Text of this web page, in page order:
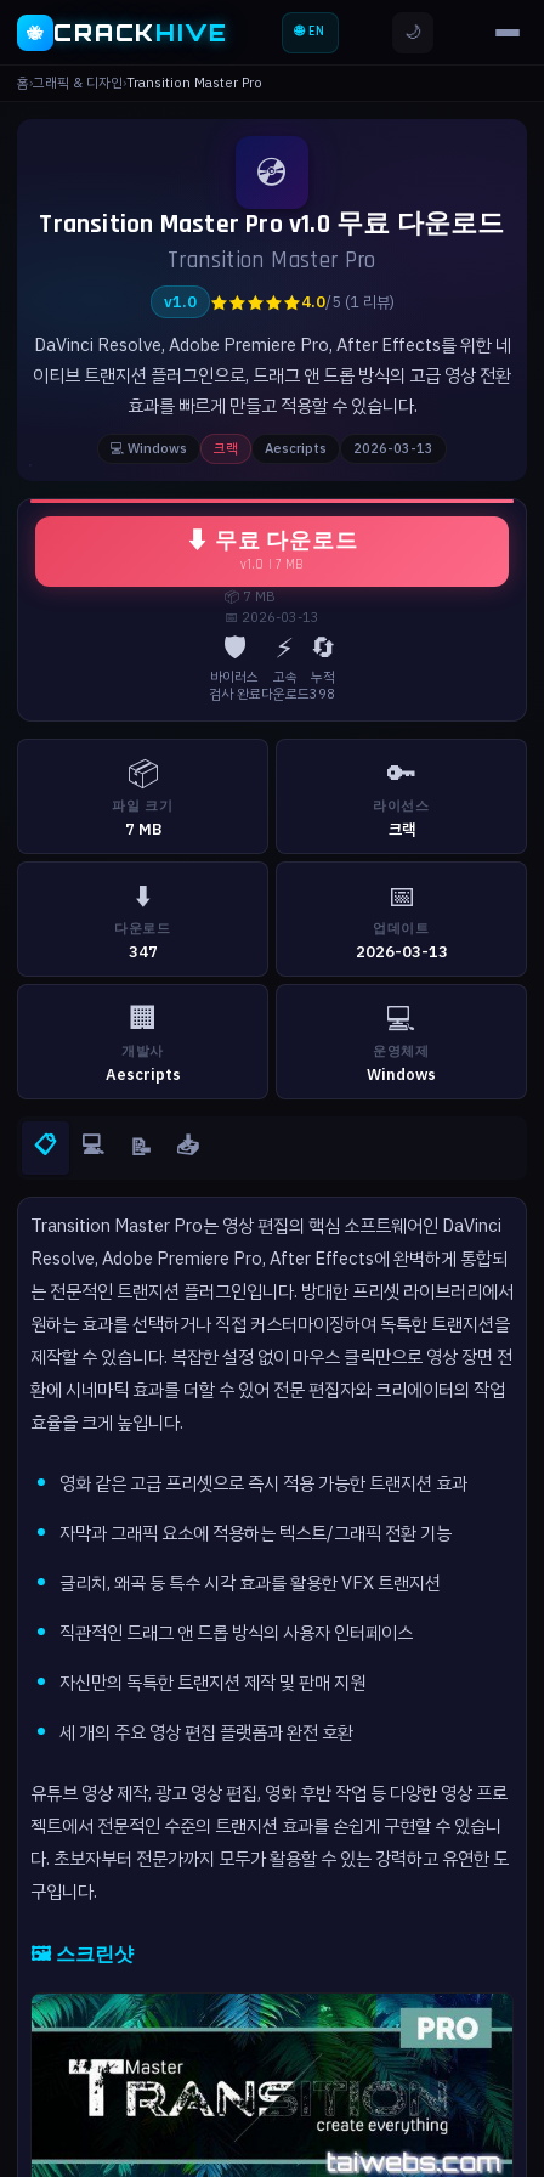
🐝 CRACKHIVE 🌐 EN 🌙
홈›그래픽 & 디자인›Transition Master Pro
💿
Transition Master Pro v1.0 무료 다운로드
Transition Master Pro
v1.0 ★★★★★4.0/5 (1 리뷰)
DaVinci Resolve, Adobe Premiere Pro, After Effects를 위한 네
이티브 트랜지션 플러그인으로, 드래그 앤 드롭 방식의 고급 영상 전환
효과를 빠르게 만들고 적용할 수 있습니다.
💻 Windows 크랙 Aescripts 2026-03-13
⬇ 무료 다운로드
v1.0 | 7 MB
📦 7 MB
📅 2026-03-13
🛡️
바이러스
검사 완료
⚡
고속
다운로드
🔄
누적
398
📦
파일 크기
7 MB
🔑
라이선스
크랙
⬇️
다운로드
347
📅
업데이트
2026-03-13
🏢
개발사
Aescripts
💻
운영체제
Windows
📋 💻 📝 📥
Transition Master Pro는 영상 편집의 핵심 소프트웨어인 DaVinci
Resolve, Adobe Premiere Pro, After Effects에 완벽하게 통합되
는 전문적인 트랜지션 플러그인입니다. 방대한 프리셋 라이브러리에서
원하는 효과를 선택하거나 직접 커스터마이징하여 독특한 트랜지션을
제작할 수 있습니다. 복잡한 설정 없이 마우스 클릭만으로 영상 장면 전
환에 시네마틱 효과를 더할 수 있어 전문 편집자와 크리에이터의 작업
효율을 크게 높입니다.
영화 같은 고급 프리셋으로 즉시 적용 가능한 트랜지션 효과
자막과 그래픽 요소에 적용하는 텍스트/그래픽 전환 기능
글리치, 왜곡 등 특수 시각 효과를 활용한 VFX 트랜지션
직관적인 드래그 앤 드롭 방식의 사용자 인터페이스
자신만의 독특한 트랜지션 제작 및 판매 지원
세 개의 주요 영상 편집 플랫폼과 완전 호환
유튜브 영상 제작, 광고 영상 편집, 영화 후반 작업 등 다양한 영상 프로
젝트에서 전문적인 수준의 트랜지션 효과를 손쉽게 구현할 수 있습니
다. 초보자부터 전문가까지 모두가 활용할 수 있는 강력하고 유연한 도
구입니다.
🖼️ 스크린샷